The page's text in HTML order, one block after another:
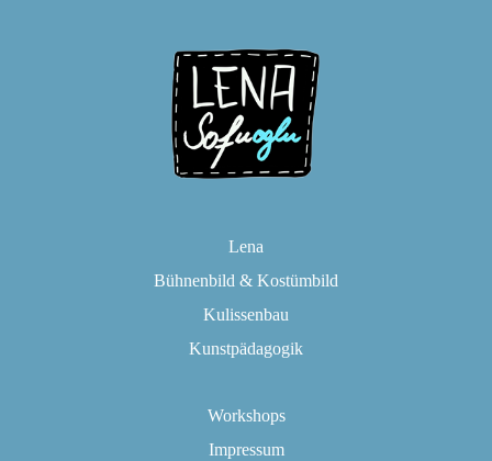
Lena
Bühnenbild & Kostümbild
Kulissenbau
Kunstpädagogik
Workshops
Impressum